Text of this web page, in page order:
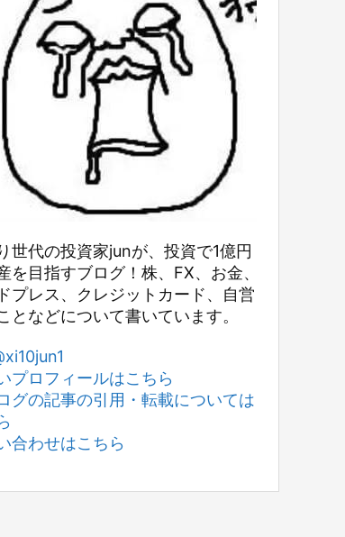
世代の投資家junが、投資で1億円
を目指すブログ！株、FX、お金、
プレス、クレジットカード、自営
となどについて書いています。
プロフィールはこちら
グの記事の引用・転載については
合わせはこちら